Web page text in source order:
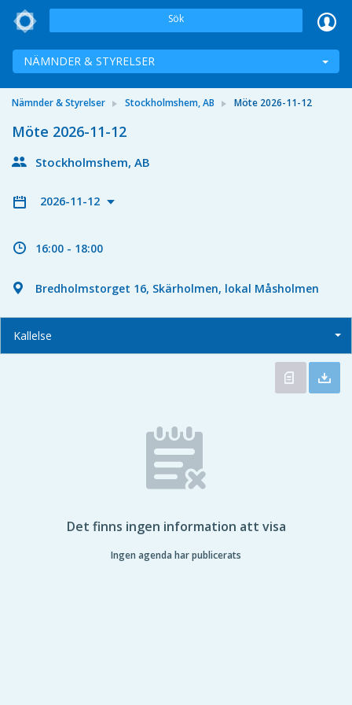
Sök
NÄMNDER & STYRELSER
Nämnder & Styrelser Stockholmshem, AB Möte 2026-11-12
Möte 2026-11-12
Stockholmshem, AB
2026-11-12
16:00 - 18:00
Bredholmstorget 16, Skärholmen, lokal Måsholmen
Kallelse
Det finns ingen information att visa
Ingen agenda har publicerats